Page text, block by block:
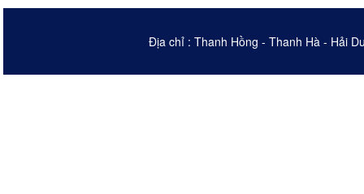
Địa chỉ : Thanh Hồng - Thanh Hà - Hải